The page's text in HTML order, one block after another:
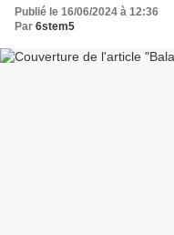
Publié le 16/06/2024 à 12:36
Par 6stem5